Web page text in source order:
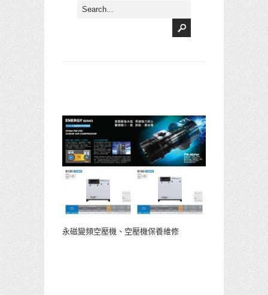
永磁變頻空壓機、空壓機保養維修